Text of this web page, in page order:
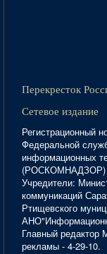
Перекресток
Сетевое издание
Регистрационный
Федеральной
информационных
(РОСКОМНАДЗОР)
Учредители:
коммуникаций
Ртищевского
Главный редактор
рекламы - 4-29-10.